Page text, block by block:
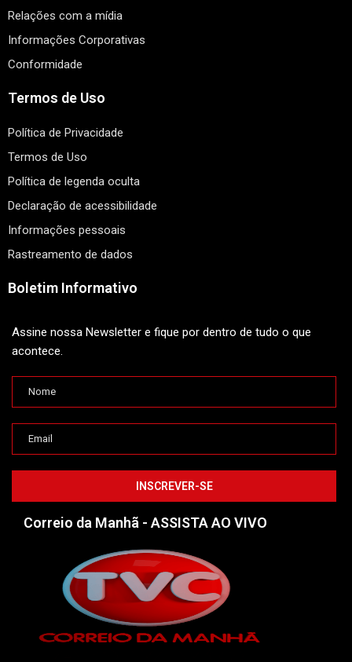
Relações com a mídia
Informações Corporativas
Conformidade
Termos de Uso
Política de Privacidade
Termos de Uso
Política de legenda oculta
Declaração de acessibilidade
Informações pessoais
Rastreamento de dados
Boletim Informativo
Assine nossa Newsletter e fique por dentro de tudo o que
acontece.
Correio da Manhã - ASSISTA AO VIVO